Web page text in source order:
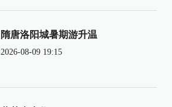
隋唐洛阳城暑期游升温
2026-08-09 19:15